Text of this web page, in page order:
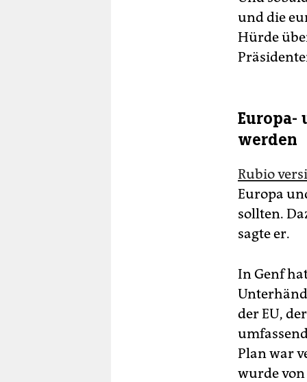
und die
Hürde
Europa-
werden
Rubio
Europa
sollten.
sagte er.
In Genf
der EU,
Plan war
wurde